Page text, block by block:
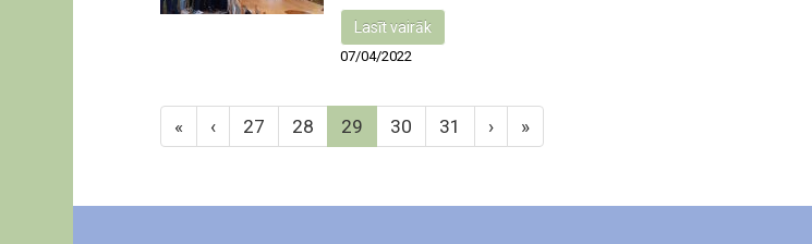
Lasīt vairāk
07/04/2022
« ‹ 27 28 29 30 31 › »